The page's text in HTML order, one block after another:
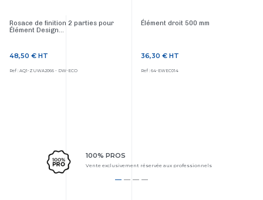
Rosace de finition 2 parties pour
Élément Design...
Prix
48,50 € HT
Ref : AQ1-ZUWA2066 - DW-ECO
Élément droit 500 mm
Prix
36,30 € HT
Ref : 64-EWEC014
100% PROS
Vente exclusivement réservée aux professionnels